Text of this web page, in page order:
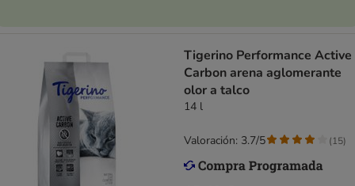
Tigerino Performance Active
Carbon arena aglomerante
olor a talco
14 l
Valoración: 3.7/5 (15)